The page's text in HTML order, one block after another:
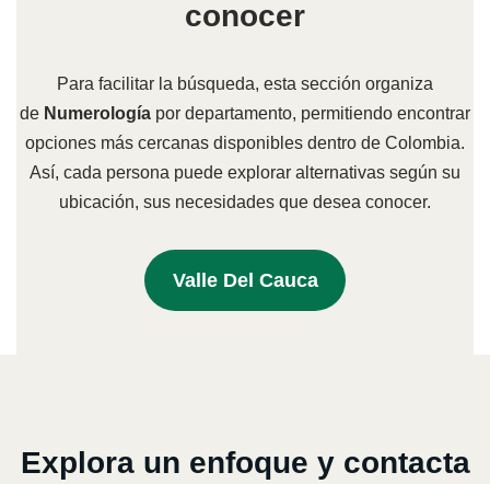
conocer
Para facilitar la búsqueda, esta sección organiza
de Numerología por departamento, permitiendo encontrar
opciones más cercanas disponibles dentro de Colombia.
Así, cada persona puede explorar alternativas según su
ubicación, sus necesidades que desea conocer.
Valle Del Cauca
Explora un enfoque y contacta